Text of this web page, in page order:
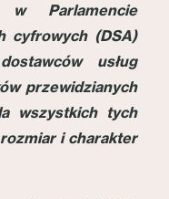
Parlamencie
cyfrowych (DSA)
usług
przewidzianych
wszystkich tych
i charakter